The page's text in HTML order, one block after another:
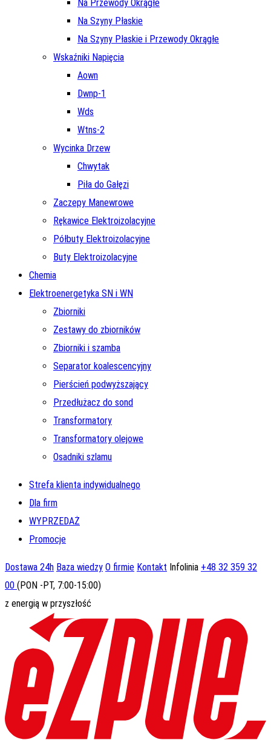
Na Przewody Okrągłe
Na Szyny Płaskie
Na Szyny Płaskie i Przewody Okrągłe
Wskaźniki Napięcia
Aown
Dwnp-1
Wds
Wtns-2
Wycinka Drzew
Chwytak
Piła do Gałęzi
Zaczepy Manewrowe
Rękawice Elektroizolacyjne
Półbuty Elektroizolacyjne
Buty Elektroizolacyjne
Chemia
Elektroenergetyka SN i WN
Zbiorniki
Zestawy do zbiorników
Zbiorniki i szamba
Separator koalescencyjny
Pierścień podwyższający
Przedłużacz do sond
Transformatory
Transformatory olejowe
Osadniki szlamu
Strefa klienta indywidualnego
Dla firm
WYPRZEDAŻ
Promocje
Dostawa 24h Baza wiedzy O firmie Kontakt Infolinia +48 32 359 32
00 (PON -PT, 7:00-15:00)
z energią w przyszłość